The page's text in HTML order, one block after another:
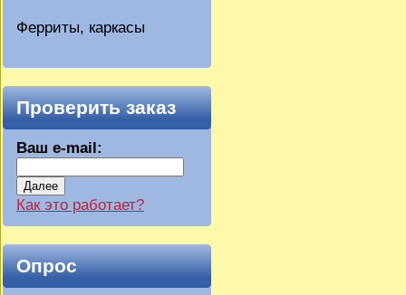
Ферриты, каркасы
Проверить заказ
Ваш e-mail:
Далее
Как это работает?
Опрос